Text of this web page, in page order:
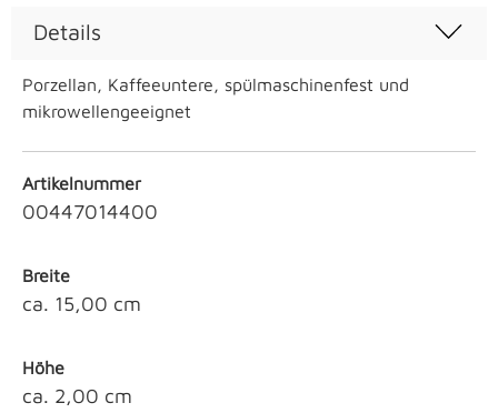
Details
Porzellan, Kaffeeuntere, spülmaschinenfest und
mikrowellengeeignet
Artikelnummer
00447014400
Breite
ca. 15,00 cm
Höhe
ca. 2,00 cm